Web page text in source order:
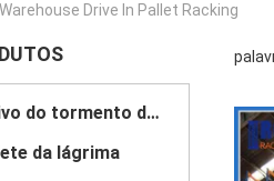
Warehouse Drive In Pallet Racking
Sistema seletivo do tormento da pálete
da lágrima